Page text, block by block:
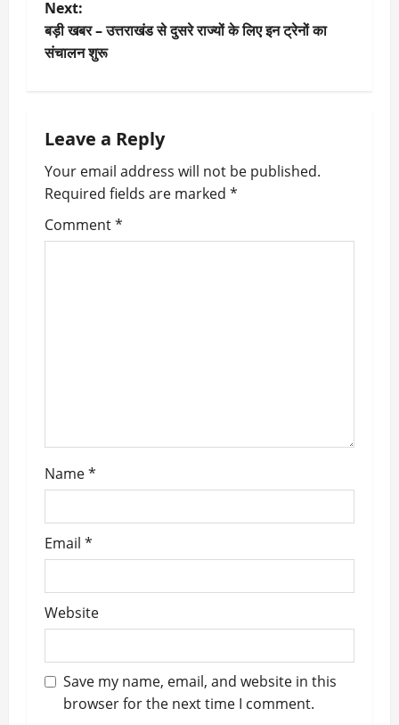
s
t
a
v
i
g
Next:
बड़ी खबर – उत्तराखंड से दुसरे राज्यों के लिए इन ट्रेनों का
संचालन शुरू
Leave a Reply
Your email address will not be published.
Required fields are marked *
Comment*
Name*
Email *
Website
Save my name, email, and website in this
browser for the next time I comment.